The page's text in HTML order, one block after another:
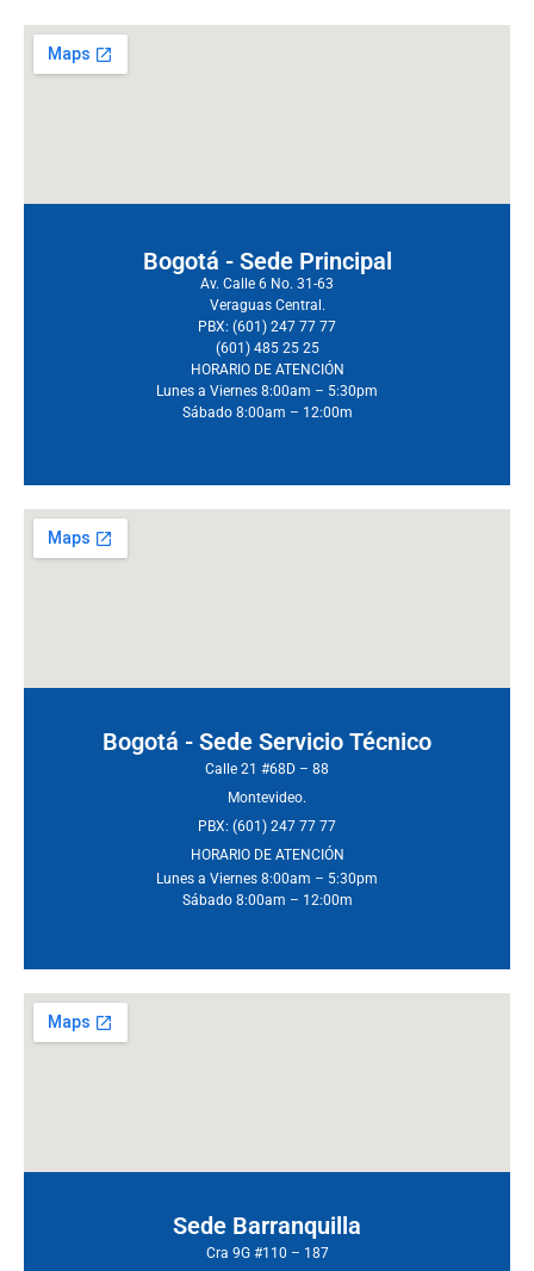
Bogotá - Sede Principal
Av. Calle 6 No. 31-63
Veraguas Central.
PBX: (601) 247 77 77
(601) 485 25 25
HORARIO DE ATENCIÓN
Lunes a Viernes 8:00am – 5:30pm
Sábado 8:00am – 12:00m
Bogotá - Sede Servicio Técnico
Calle 21 #68D – 88
Montevideo.
PBX: (601) 247 77 77
HORARIO DE ATENCIÓN
Lunes a Viernes 8:00am – 5:30pm
Sábado 8:00am – 12:00m
Sede Barranquilla
Cra 9G #110 – 187